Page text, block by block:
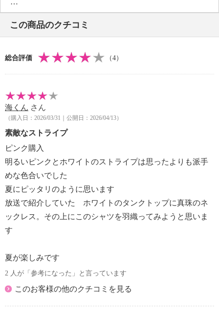
・手洗い：可
・漂白処理：塩素系・酸素系漂白不可
・タンブル乾燥：不可
・自然乾燥：日陰の吊り干し
・ドライクリーニング：石油系ドライクリーニング可
・ウエットクリーニング：可
・長時間照射による変退色注意
・単品洗い
・水や汗などによる色落ち、色移り注意
・摩擦による色落ち、色移り注意
・素材の特性上、多少の縮みあり
・過度な力をかけない
・ネット使用
【原産国（地）】
・中国製
この商品のクチコミ
総合評価 （4）
海くん さん
（購入日：2026/03/31｜公開日：2026/04/13）
素敵なストライプ
ピンク購入
明るいピンクとホワイトのストライプは思ったよりも派手
めな色合いでした
夏にピッタリのように思います
放送で紹介していた ホワイトのタンクトップに真珠のネ
ックレス。その上にこのシャツを羽織ってみようと思いま
す
夏が楽しみです
2 人が「参考になった」と言っています
このお客様の他のクチコミを見る